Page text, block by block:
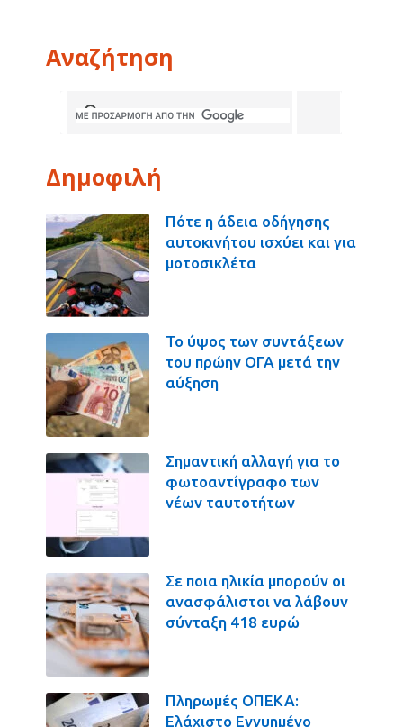
Αναζήτηση
Δημοφιλή
Πότε η άδεια οδήγησης
αυτοκινήτου ισχύει και για
μοτοσικλέτα
Το ύψος των συντάξεων
του πρώην ΟΓΑ μετά την
αύξηση
Σημαντική αλλαγή για το
φωτοαντίγραφο των
νέων ταυτοτήτων
Σε ποια ηλικία μπορούν οι
ανασφάλιστοι να λάβουν
σύνταξη 418 ευρώ
Πληρωμές ΟΠΕΚΑ:
Ελάχιστο Εγγυημένο